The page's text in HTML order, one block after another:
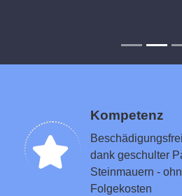
Kompetenz
dank geschulter
Steinmauern -
Folgekosten